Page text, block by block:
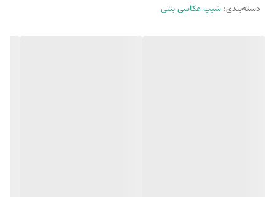
دسته‌بندی: شیپ عکاسی بتنی